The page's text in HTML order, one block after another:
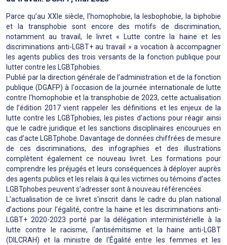
Parce qu’au XXIe siècle, l’homophobie, la lesbophobie, la biphobie
et la transphobie sont encore des motifs de discrimination,
notamment au travail, le livret « Lutte contre la haine et les
discriminations anti-LGBT+ au travail » a vocation à accompagner
les agents publics des trois versants de la fonction publique pour
lutter contre les LGBTphobies.
Publié par la direction générale de l’administration et de la fonction
publique (DGAFP) à l'occasion de la journée internationale de lutte
contre l'homophobie et la transphobie de 2023, cette actualisation
de l’édition 2017 vient rappeler les définitions et les enjeux de la
lutte contre les LGBTphobies, les pistes d’actions pour réagir ainsi
que le cadre juridique et les sanctions disciplinaires encourues en
cas d’acte LGBTphobe. Davantage de données chiffrées de mesure
de ces discriminations, des infographies et des illustrations
complètent également ce nouveau livret. Les formations pour
comprendre les préjugés et leurs conséquences à déployer auprès
des agents publics et les relais à qui les victimes ou témoins d’actes
LGBTphobes peuvent s’adresser sont à nouveau référencées.
L’actualisation de ce livret s'inscrit dans le cadre du plan national
d’actions pour l’égalité, contre la haine et les discriminations anti-
LGBT+ 2020-2023 porté par la délégation interministérielle à la
lutte contre le racisme, l'antisémitisme et la haine anti-LGBT
(DILCRAH) et la ministre de l'Égalité entre les femmes et les